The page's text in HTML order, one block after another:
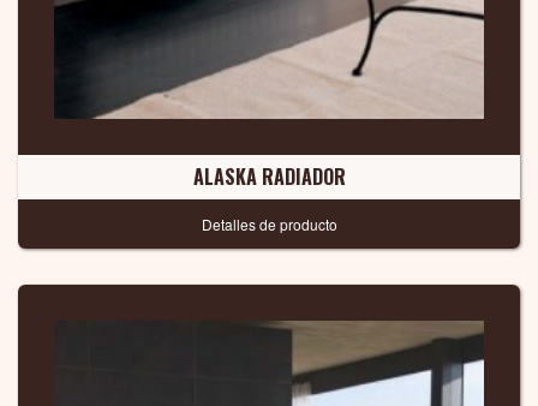
ALASKA RADIADOR
Detalles de producto